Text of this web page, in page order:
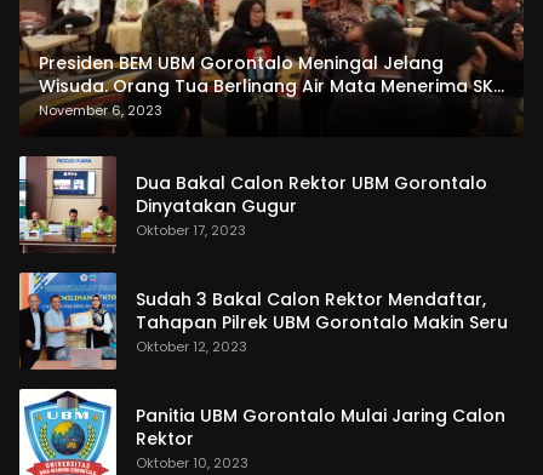
Presiden BEM UBM Gorontalo Meningal Jelang
Wisuda. Orang Tua Berlinang Air Mata Menerima SKL
dan Pemasangan Salempang
November 6, 2023
Dua Bakal Calon Rektor UBM Gorontalo
Dinyatakan Gugur
Oktober 17, 2023
Sudah 3 Bakal Calon Rektor Mendaftar,
Tahapan Pilrek UBM Gorontalo Makin Seru
Oktober 12, 2023
Panitia UBM Gorontalo Mulai Jaring Calon
Rektor
Oktober 10, 2023